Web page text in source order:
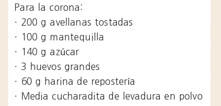
Para la corona:
· 200 g avellanas tostadas
· 100 g mantequilla
· 140 g azúcar
· 3 huevos grandes
· 60 g harina de repostería
· Media cucharadita de levadura en polvo